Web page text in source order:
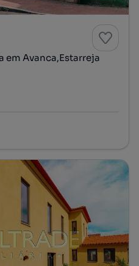
em Avanca,Estarreja